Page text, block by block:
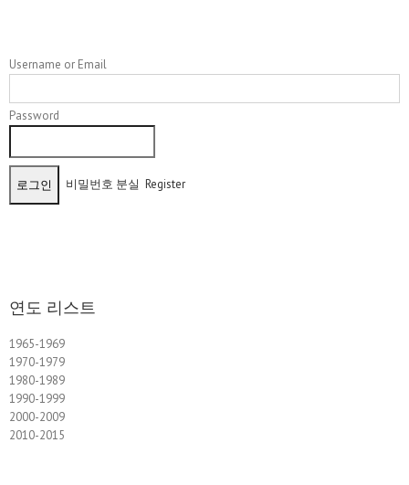
Username or Email
Password
비밀번호 분실 Register
연도 리스트
1965-1969
1970-1979
1980-1989
1990-1999
2000-2009
2010-2015